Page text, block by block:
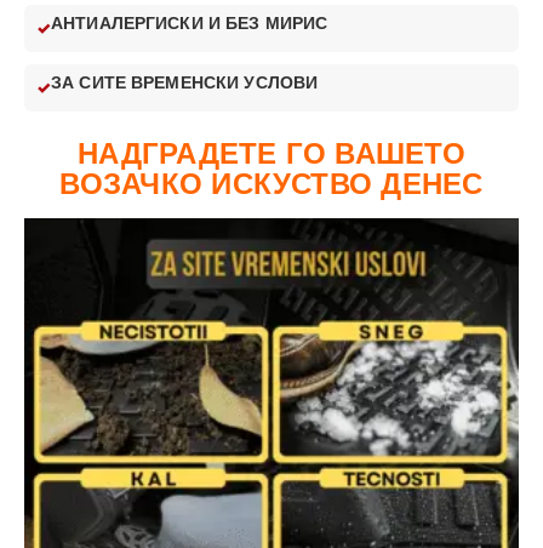
АНТИАЛЕРГИСКИ И БЕЗ МИРИС
ЗА СИТЕ ВРЕМЕНСКИ УСЛОВИ
НАДГРАДЕТЕ ГО ВАШЕТО
ВОЗАЧКО ИСКУСТВО ДЕНЕС